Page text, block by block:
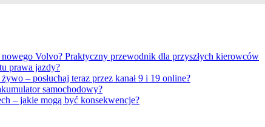
Volvo? Praktyczny przewodnik dla przyszłych kierowców
prawa jazdy?
– posłuchaj teraz przez kanał 9 i 19 online?
samochodowy?
– jakie mogą być konsekwencje?